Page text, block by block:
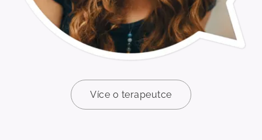
Více o terapeutce